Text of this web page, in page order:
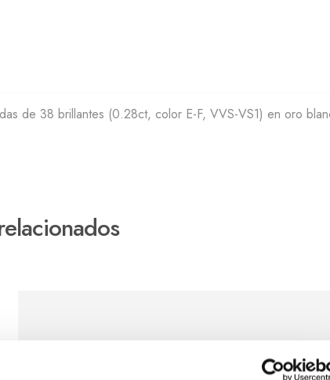
de 38 brillantes (0.28ct, color E-F, VVS-VS1) en oro